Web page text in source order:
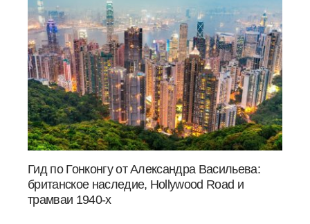
Гид по Гонконгу от Александра Васильева:
британское наследие, Hollywood Road и
трамваи 1940-х